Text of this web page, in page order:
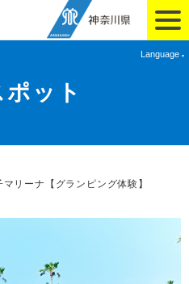
Language
ット
リーナ【グランピング体験】